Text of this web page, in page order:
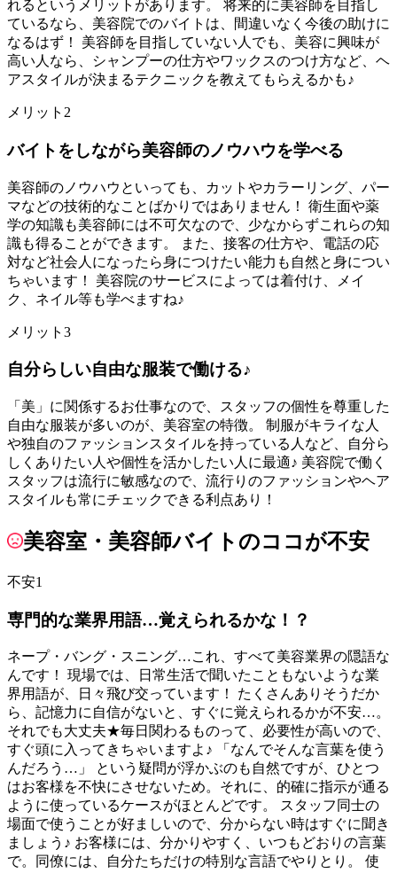
れるというメリットがあります。 将来的に美容師を目指し
ているなら、美容院でのバイトは、間違いなく今後の助けに
なるはず！ 美容師を目指していない人でも、美容に興味が
高い人なら、シャンプーの仕方やワックスのつけ方など、ヘ
アスタイルが決まるテクニックを教えてもらえるかも♪
メリット2
バイトをしながら美容師のノウハウを学べる
美容師のノウハウといっても、カットやカラーリング、パー
マなどの技術的なことばかりではありません！ 衛生面や薬
学の知識も美容師には不可欠なので、少なからずこれらの知
識も得ることができます。 また、接客の仕方や、電話の応
対など社会人になったら身につけたい能力も自然と身につい
ちゃいます！ 美容院のサービスによっては着付け、メイ
ク、ネイル等も学べますね♪
メリット3
自分らしい自由な服装で働ける♪
「美」に関係するお仕事なので、スタッフの個性を尊重した
自由な服装が多いのが、美容室の特徴。 制服がキライな人
や独自のファッションスタイルを持っている人など、自分ら
しくありたい人や個性を活かしたい人に最適♪ 美容院で働く
スタッフは流行に敏感なので、流行りのファッションやヘア
スタイルも常にチェックできる利点あり！
美容室・美容師バイトのココが不安
不安1
専門的な業界用語…覚えられるかな！？
ネープ・バング・スニング…これ、すべて美容業界の隠語な
んです！ 現場では、日常生活で聞いたこともないような業
界用語が、日々飛び交っています！ たくさんありそうだか
ら、記憶力に自信がないと、すぐに覚えられるかが不安…。
それでも大丈夫★毎日関わるものって、必要性が高いので、
すぐ頭に入ってきちゃいますよ♪ 「なんでそんな言葉を使う
んだろう…」 という疑問が浮かぶのも自然ですが、ひとつ
はお客様を不快にさせないため。それに、的確に指示が通る
ように使っているケースがほとんどです。 スタッフ同士の
場面で使うことが好ましいので、分からない時はすぐに聞き
ましょう♪ お客様には、分かりやすく、いつもどおりの言葉
で。同僚には、自分たちだけの特別な言語でやりとり。 使